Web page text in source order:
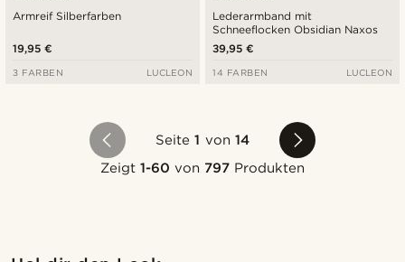
Armreif Silberfarben
19,95 €
3 FARBEN LUCLEON
Lederarmband mit
Schneeflocken Obsidian Naxos
39,95 €
14 FARBEN LUCLEON
Seite1 von 14
Zeigt 1-60 von 797 Produkten